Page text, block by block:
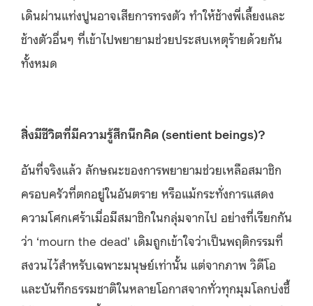
เดินผ่านแท่งปูนอาจเสียการทรงตัว ทำให้ช้างพี่เลี้ยงและ
ช้างตัวอื่นๆ ที่เข้าไปพยายามช่วยประสบเหตุร้ายด้วยกัน
ทั้งหมด
สิ่งมีชีวิตที่มีความรู้สึกนึกคิด (sentient beings)?
อันที่จริงแล้ว ลักษณะของการพยายามช่วยเหลือสมาชิก
ครอบครัวที่ตกอยู่ในอันตราย หรือแม้กระทั่งการแสดง
ความโศกเศร้าเมื่อมีสมาชิกในกลุ่มจากไป อย่างที่เรียกกัน
ว่า ‘mourn the dead’ เดิมถูกเข้าใจว่าเป็นพฤติกรรมที่
สงวนไว้สำหรับเฉพาะมนุษย์เท่านั้น แต่จากภาพ วิดีโอ
และบันทึกธรรมชาติในหลายโอกาสจากทั่วทุกมุมโลกบ่งชี้